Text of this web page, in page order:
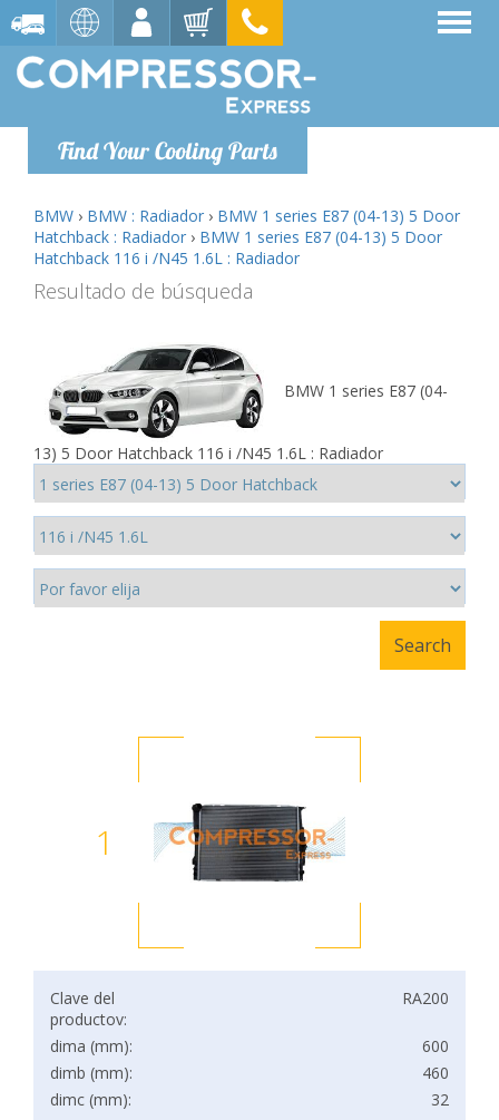
Find Your Cooling Parts
BMW › BMW : Radiador › BMW 1 series E87 (04-13) 5 Door
Hatchback : Radiador › BMW 1 series E87 (04-13) 5 Door
Hatchback 116 i /N45 1.6L : Radiador
Resultado de búsqueda
BMW 1 series E87 (04-
13) 5 Door Hatchback 116 i /N45 1.6L : Radiador
1
Clave del
productov:
RA200
dima (mm):
600
dimb (mm):
460
dimc (mm):
32